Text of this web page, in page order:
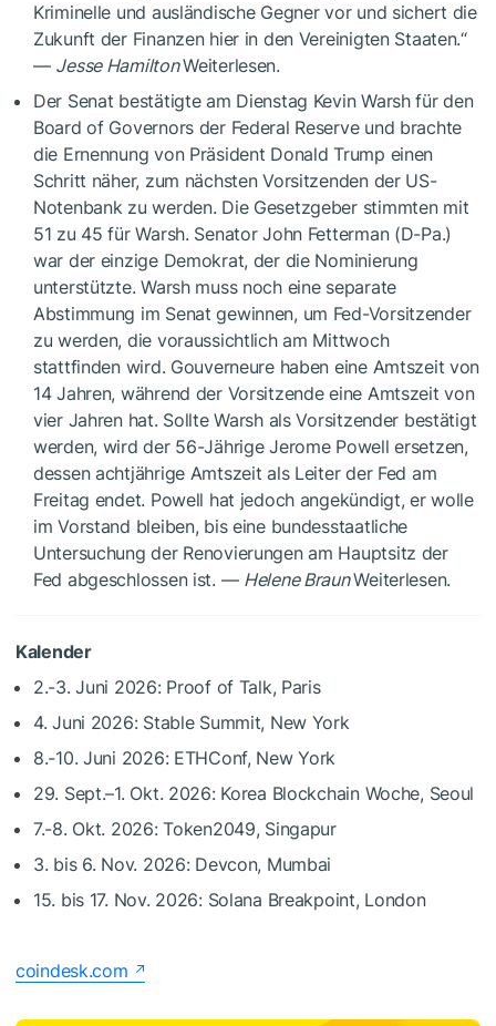
Kriminelle und ausländische Gegner vor und sichert die
Zukunft der Finanzen hier in den Vereinigten Staaten.“
— Jesse HamiltonWeiterlesen.
Der Senat bestätigte am Dienstag Kevin Warsh für den
Board of Governors der Federal Reserve und brachte
die Ernennung von Präsident Donald Trump einen
Schritt näher, zum nächsten Vorsitzenden der US-
Notenbank zu werden. Die Gesetzgeber stimmten mit
51 zu 45 für Warsh. Senator John Fetterman (D-Pa.)
war der einzige Demokrat, der die Nominierung
unterstützte. Warsh muss noch eine separate
Abstimmung im Senat gewinnen, um Fed-Vorsitzender
zu werden, die voraussichtlich am Mittwoch
stattfinden wird. Gouverneure haben eine Amtszeit von
14 Jahren, während der Vorsitzende eine Amtszeit von
vier Jahren hat. Sollte Warsh als Vorsitzender bestätigt
werden, wird der 56-Jährige Jerome Powell ersetzen,
dessen achtjährige Amtszeit als Leiter der Fed am
Freitag endet. Powell hat jedoch angekündigt, er wolle
im Vorstand bleiben, bis eine bundesstaatliche
Untersuchung der Renovierungen am Hauptsitz der
Fed abgeschlossen ist. — Helene BraunWeiterlesen.
Kalender
2.-3. Juni 2026: Proof of Talk, Paris
4. Juni 2026: Stable Summit, New York
8.-10. Juni 2026: ETHConf, New York
29. Sept.–1. Okt. 2026: Korea Blockchain Woche, Seoul
7.-8. Okt. 2026: Token2049, Singapur
3. bis 6. Nov. 2026: Devcon, Mumbai
15. bis 17. Nov. 2026: Solana Breakpoint, London
coindesk.com